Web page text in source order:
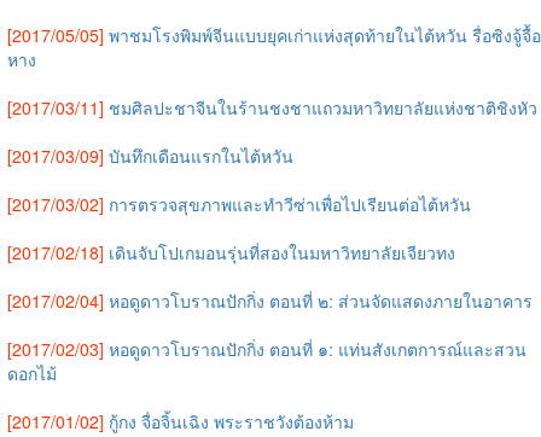
[2017/05/05] พาชมโรงพิมพ์จีนแบบยุคเก่าแห่งสุดท้ายในไต้หวัน รื่อซิงจู้จื้อ
หาง
[2017/03/11] ชมศิลปะชาจีนในร้านชงชาแถวมหาวิทยาลัยแห่งชาติชิงหัว
[2017/03/09] บันทึกเดือนแรกในไต้หวัน
[2017/03/02] การตรวจสุขภาพและทำวีซ่าเพื่อไปเรียนต่อไต้หวัน
[2017/02/18] เดินจับโปเกมอนรุ่นที่สองในมหาวิทยาลัยเจียวทง
[2017/02/04] หอดูดาวโบราณปักกิ่ง ตอนที่ ๒: ส่วนจัดแสดงภายในอาคาร
[2017/02/03] หอดูดาวโบราณปักกิ่ง ตอนที่ ๑: แท่นสังเกตการณ์และสวน
ดอกไม้
[2017/01/02] กู้กง จื่อจิ้นเฉิง พระราชวังต้องห้าม